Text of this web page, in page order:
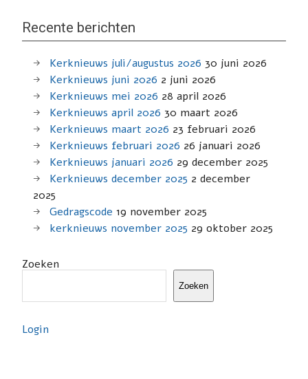
Recente berichten
Kerknieuws juli/augustus 2026 30 juni 2026
Kerknieuws juni 2026 2 juni 2026
Kerknieuws mei 2026 28 april 2026
Kerknieuws april 2026 30 maart 2026
Kerknieuws maart 2026 23 februari 2026
Kerknieuws februari 2026 26 januari 2026
Kerknieuws januari 2026 29 december 2025
Kerknieuws december 2025 2 december
2025
Gedragscode 19 november 2025
kerknieuws november 2025 29 oktober 2025
Zoeken
Zoeken
Login